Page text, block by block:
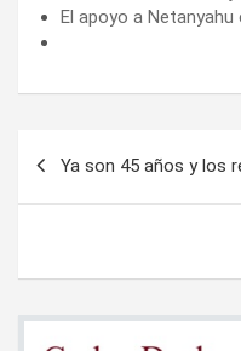
El apoyo a Netanyahu
Ya son 45 años y los